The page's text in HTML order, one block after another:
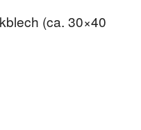
(ca. 30×40